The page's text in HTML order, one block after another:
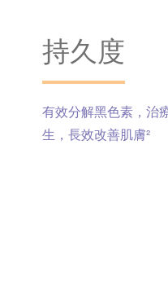
持久度
有效分解黑色素，治
生，長效改善肌膚²